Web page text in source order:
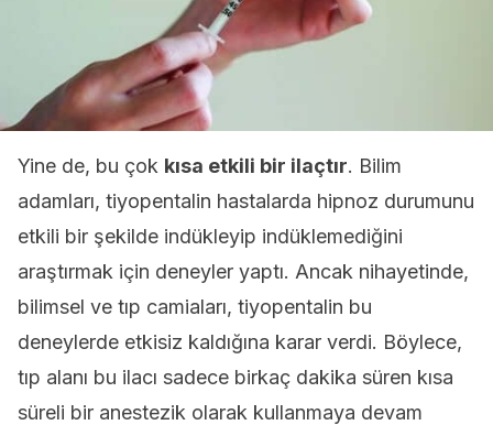
Yine de, bu çok kısa etkili bir ilaçtır. Bilim
adamları, tiyopentalin hastalarda hipnoz durumunu
etkili bir şekilde indükleyip indüklemediğini
araştırmak için deneyler yaptı. Ancak nihayetinde,
bilimsel ve tıp camiaları, tiyopentalin bu
deneylerde etkisiz kaldığına karar verdi. Böylece,
tıp alanı bu ilacı sadece birkaç dakika süren kısa
süreli bir anestezik olarak kullanmaya devam